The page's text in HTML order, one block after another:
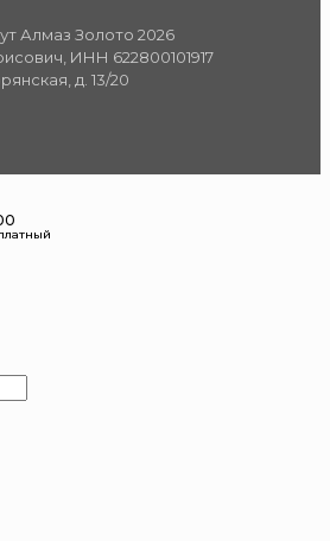
Алмаз Золото 2026
ИНН 622800101917
д. 13/20